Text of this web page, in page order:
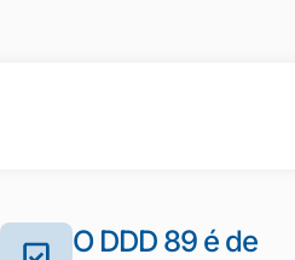
O DDD 89 é de